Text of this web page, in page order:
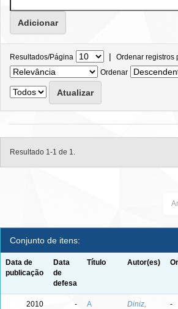
Resultados/Página | Ordenar registros
Ordenar
Resultado 1-1 de 1.
Conjunto de itens:
Data de
publicação
Data
de
defesa
Título Autor(es)
2010 -
A
Diniz,
-